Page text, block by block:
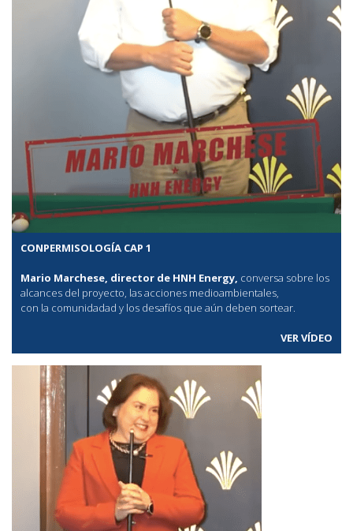
CONPERMISOLOGÍA CAP 1
Mario Marchese, director de HNH Energy, conversa sobre los
alcances del proyecto, las acciones medioambientales,
con la comunidadad y los desafíos que aún deben sortear.
VER VÍDEO